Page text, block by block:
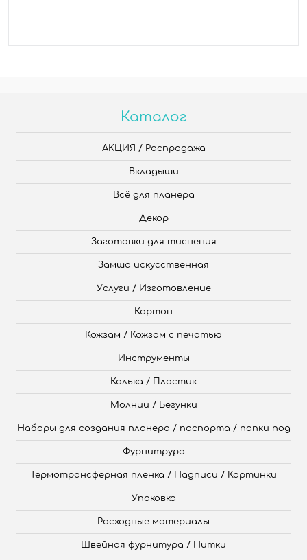
Каталог
АКЦИЯ / Распродажа
Вкладыши
Всё для планера
Декор
Заготовки для тиснения
Замша искусственная
Услуги / Изготовление
Картон
Кожзам / Кожзам с печатью
Инструменты
Калька / Пластик
Молнии / Бегунки
Наборы для создания планера / паспорта / папки под
Фурнитрура
Термотрансферная пленка / Надписи / Картинки
Упаковка
Расходные материалы
Швейная фурнитура / Нитки